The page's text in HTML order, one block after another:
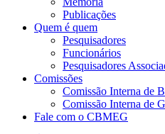
Publicações
Quem é quem
Pesquisadores
Funcionários
Pesquisadores
Comissões
Comissão Interna de
Comissão Interna de
Fale com o CBMEG